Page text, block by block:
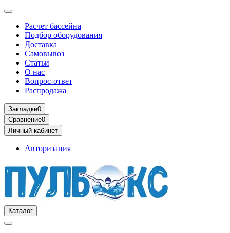
Расчет бассейна
Подбор оборудования
Доставка
Самовывоз
Статьи
О нас
Вопрос-ответ
Распродажа
Закладки0
Сравнение0
Личный кабинет
Авторизация
Каталог